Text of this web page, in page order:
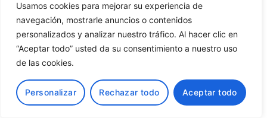
Usamos cookies para mejorar su experiencia de
navegación, mostrarle anuncios o contenidos
personalizados y analizar nuestro tráfico. Al hacer clic en
“Aceptar todo” usted da su consentimiento a nuestro uso
de las cookies.
Personalizar Rechazar todo Aceptar todo
Unidad 10